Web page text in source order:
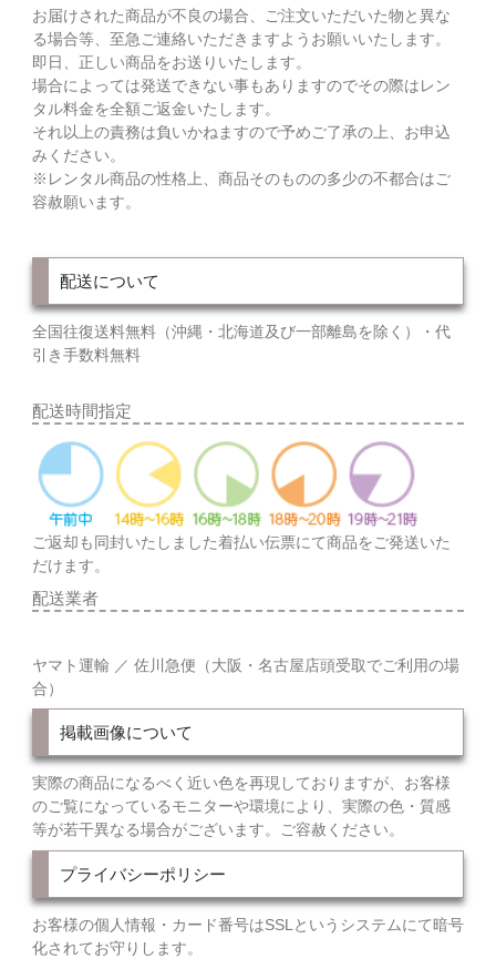
お届けされた商品が不良の場合、ご注文いただいた物と異な
る場合等、至急ご連絡いただきますようお願いいたします。
即日、正しい商品をお送りいたします。
場合によっては発送できない事もありますのでその際はレン
タル料金を全額ご返金いたします。
それ以上の責務は負いかねますので予めご了承の上、お申込
みください。
※レンタル商品の性格上、商品そのものの多少の不都合はご
容赦願います。
配送について
全国往復送料無料（沖縄・北海道及び一部離島を除く）・代
引き手数料無料
配送時間指定
ご返却も同封いたしました着払い伝票にて商品をご発送いた
だけます。
配送業者
ヤマト運輸 ／ 佐川急便（大阪・名古屋店頭受取でご利用の場
合）
掲載画像について
実際の商品になるべく近い色を再現しておりますが、お客様
のご覧になっているモニターや環境により、実際の色・質感
等が若干異なる場合がございます。ご容赦ください。
プライバシーポリシー
お客様の個人情報・カード番号はSSLというシステムにて暗号
化されてお守りします。